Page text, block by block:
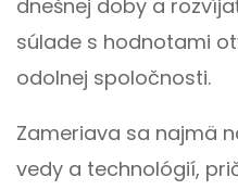
dnešnej doby a
súlade s hodnotami
odolnej spoločnosti.
Zameriava sa najmä
vedy a technológií,